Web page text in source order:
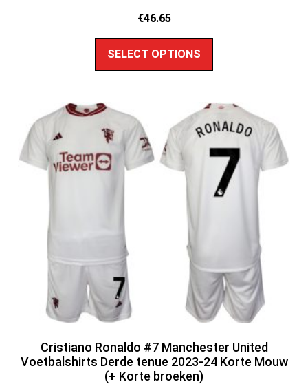
€46.65
SELECT OPTIONS
Cristiano Ronaldo #7 Manchester United
Voetbalshirts Derde tenue 2023-24 Korte Mouw
(+ Korte broeken)